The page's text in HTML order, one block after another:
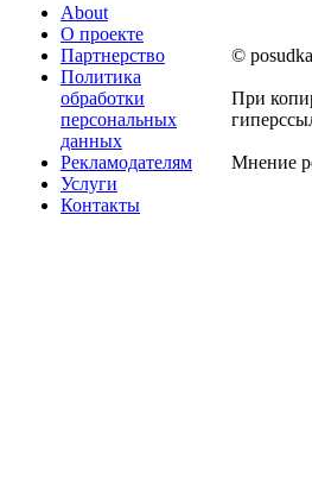
About
О проекте
Партнерство
Политика
обработки
персональных
данных
Рекламодателям
Услуги
Контакты
©
При
Мнение